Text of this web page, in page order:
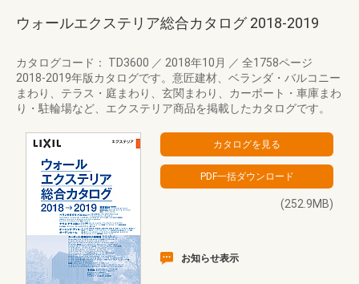
ウォールエクステリア総合カタログ 2018‐2019
カタログコード： TD3600 ／ 2018年10月 ／ 全1758ページ
2018-2019年版カタログです。意匠建材、ベランダ・バルコニー
まわり、テラス・庭まわり、玄関まわり、カーポート・車庫まわ
り・駐輪場など、エクステリア商品を掲載したカタログです。
(252.9MB)
お知らせ表示